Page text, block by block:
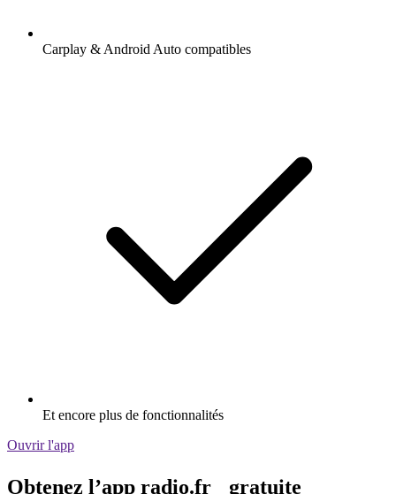
Carplay & Android Auto compatibles
Et encore plus de fonctionnalités
Ouvrir l'app
Obtenez l’app radio.fr gratuite